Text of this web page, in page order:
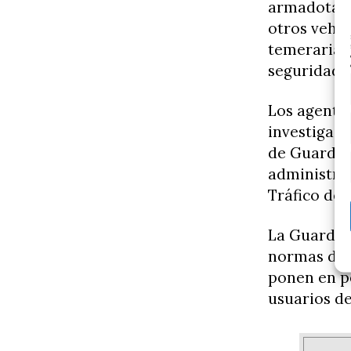
otros
temeraria
seguridad.
Los
de
Tráfico de
La
normas de
ponen en
usuarios